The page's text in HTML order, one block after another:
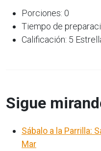
Porciones: 0
Tiempo de
Calificación: 5
Sigue
Sábalo a la Parrilla:
Mar